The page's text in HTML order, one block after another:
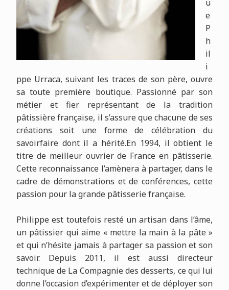
u
e
P
h
il
i
ppe Urraca, suivant les traces de son père, ouvre
sa toute première boutique. Passionné par son
métier et fier représentant de la tradition
pâtissière française, il s’assure que chacune de ses
créations soit une forme de célébration du
savoirfaire dont il a hérité.En 1994, il obtient le
titre de meilleur ouvrier de France en pâtisserie.
Cette reconnaissance l’amènera à partager, dans le
cadre de démonstrations et de conférences, cette
passion pour la grande pâtisserie française.
Philippe est toutefois resté un artisan dans l’âme,
un pâtissier qui aime « mettre la main à la pâte »
et qui n’hésite jamais à partager sa passion et son
savoir. Depuis 2011, il est aussi directeur
technique de La Compagnie des desserts, ce qui lui
donne l’occasion d’expérimenter et de déployer son